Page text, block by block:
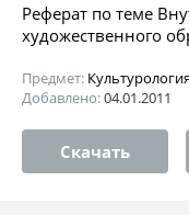
Реферат по теме
художественного
Предмет:
Добавлено:04.01.2011
Скачать